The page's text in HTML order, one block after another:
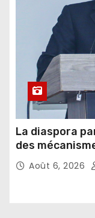
La diaspora
des
Août 6, 2026